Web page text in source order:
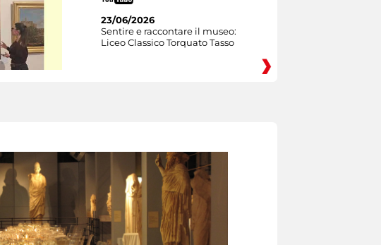
23/06/2026
Sentire e raccontare il museo:
Liceo Classico Torquato Tasso